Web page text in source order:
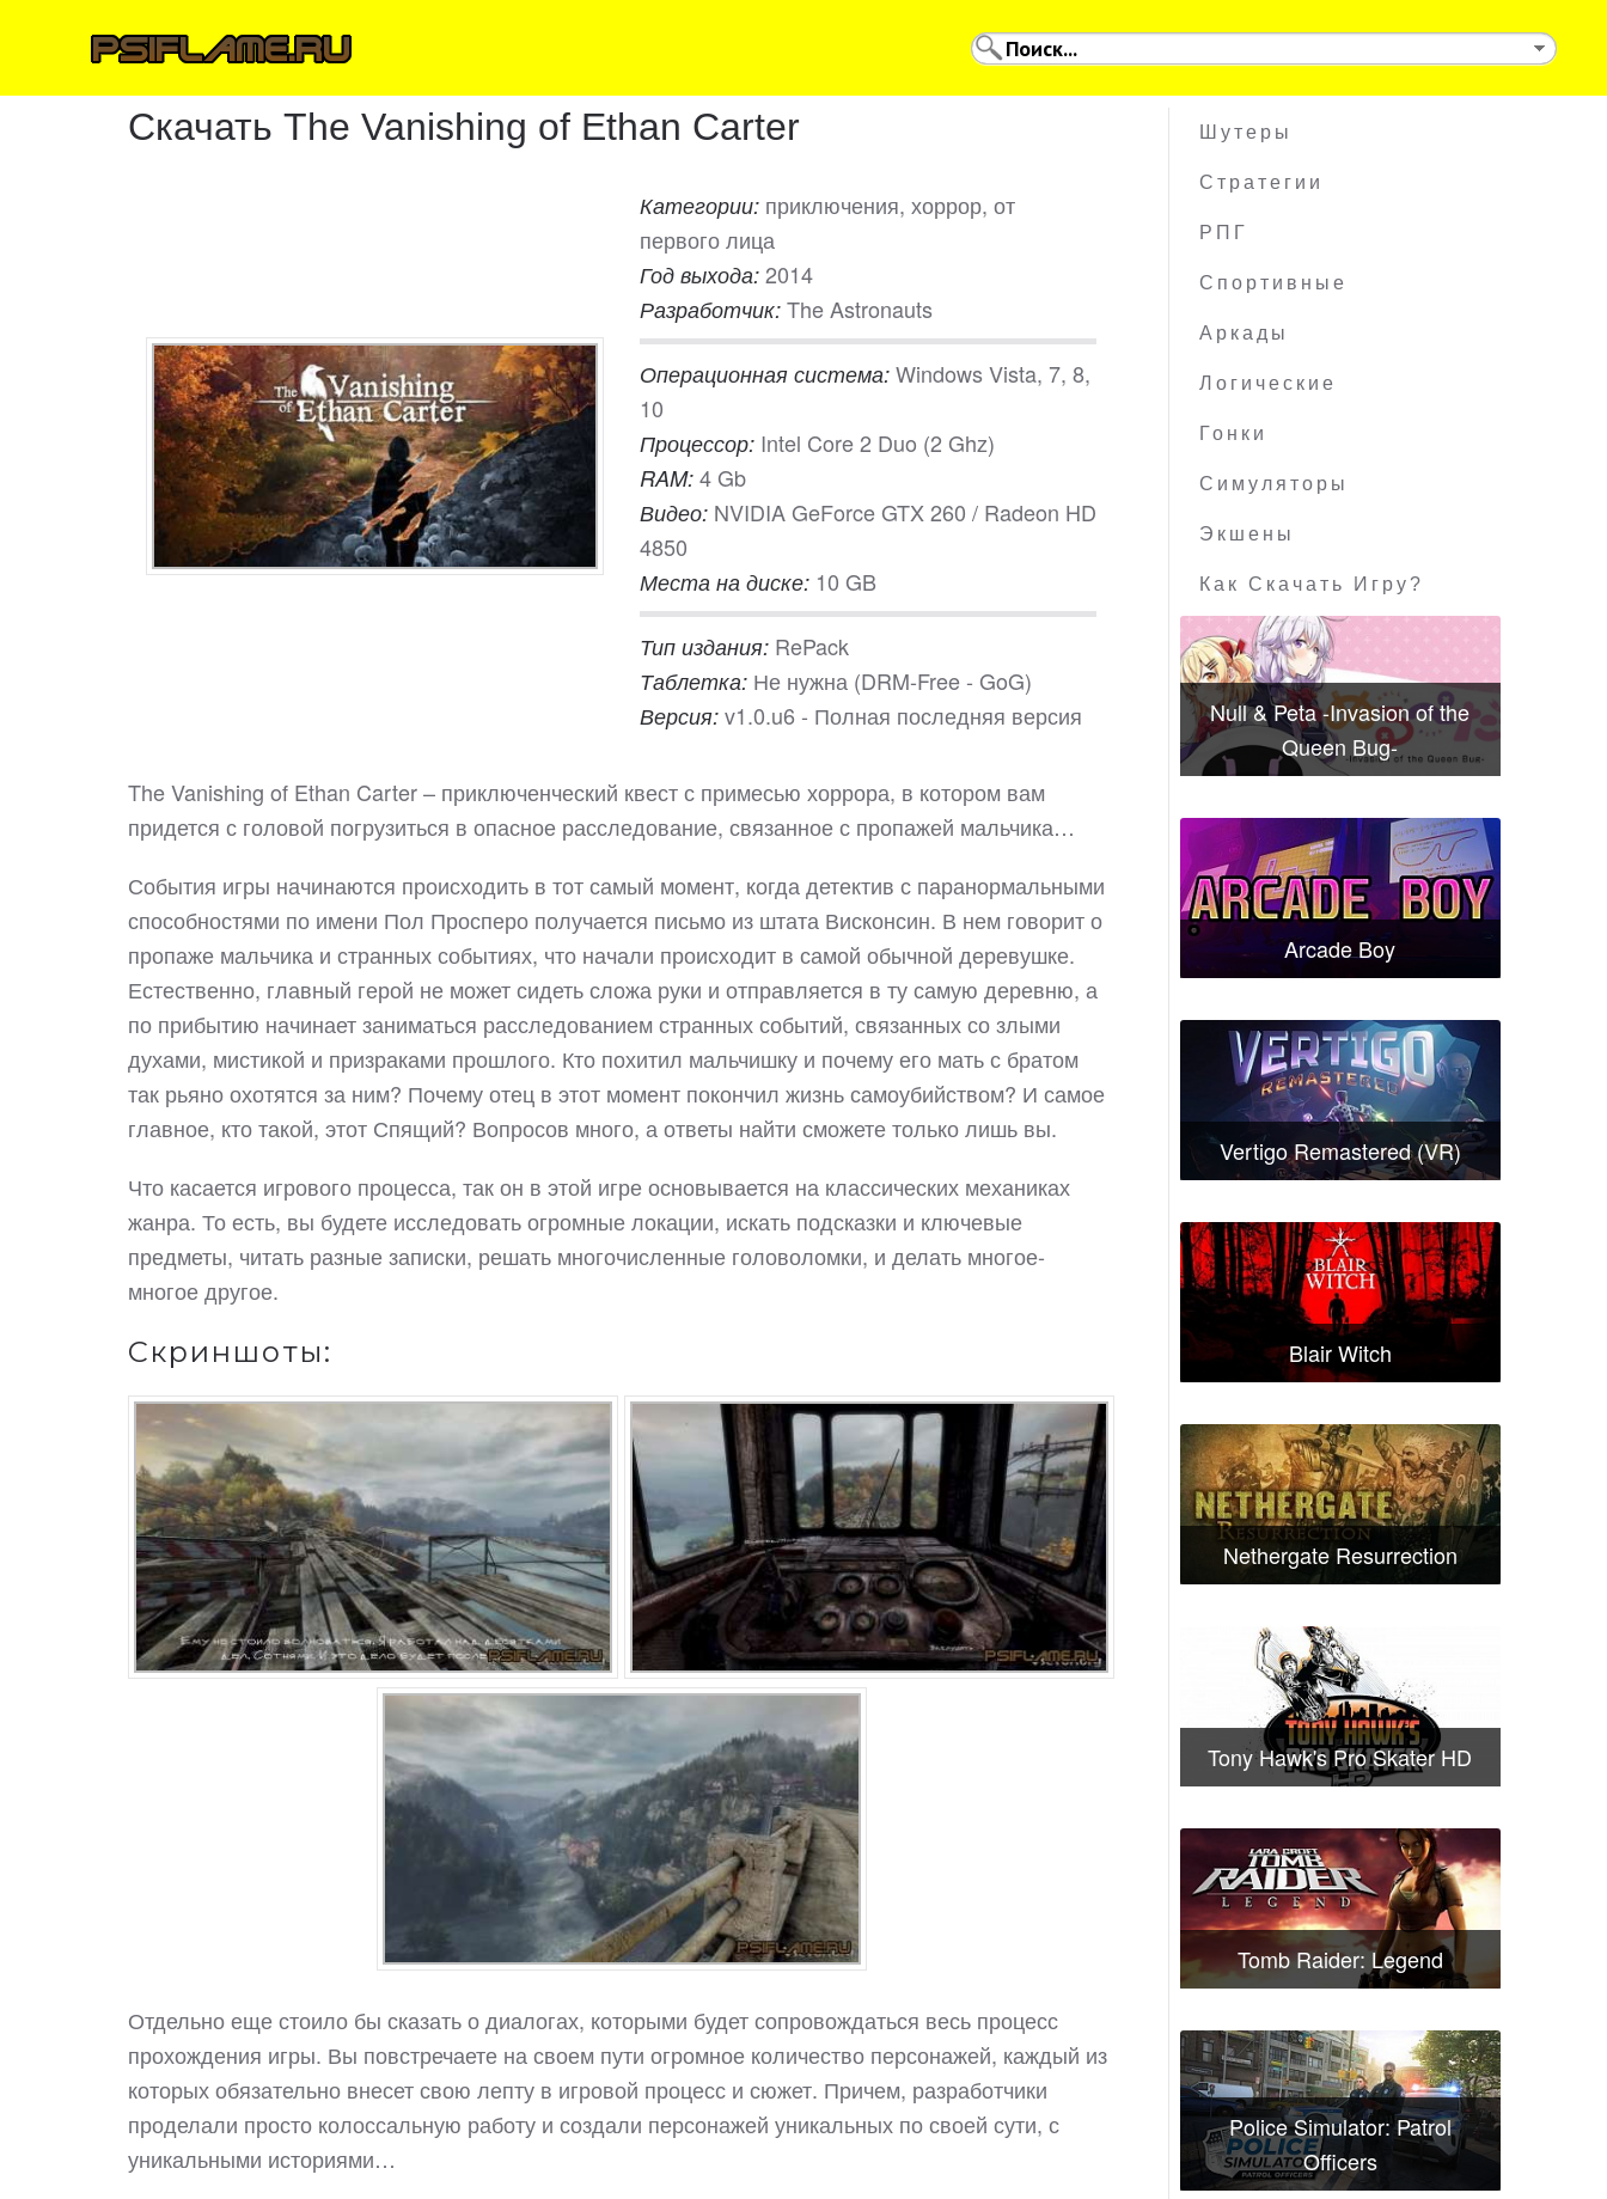
Скачать The Vanishing of Ethan Carter
Категории: приключения, хоррор, от
первого лица
Год выхода: 2014
Разработчик: The Astronauts
Операционная система: Windows Vista, 7, 8,
10
Процессор: Intel Core 2 Duo (2 Ghz)
RAM: 4 Gb
Видео: NVIDIA GeForce GTX 260 / Radeon HD
4850
Места на диске: 10 GB
Тип издания: RePack
Таблетка: Не нужна (DRM-Free - GoG)
Версия: v1.0.u6 - Полная последняя версия
The Vanishing of Ethan Carter – приключенческий квест с примесью хоррора, в котором вам
придется с головой погрузиться в опасное расследование, связанное с пропажей мальчика…
События игры начинаются происходить в тот самый момент, когда детектив с паранормальными
способностями по имени Пол Просперо получается письмо из штата Висконсин. В нем говорит о
пропаже мальчика и странных событиях, что начали происходит в самой обычной деревушке.
Естественно, главный герой не может сидеть сложа руки и отправляется в ту самую деревню, а
по прибытию начинает заниматься расследованием странных событий, связанных со злыми
духами, мистикой и призраками прошлого. Кто похитил мальчишку и почему его мать с братом
так рьяно охотятся за ним? Почему отец в этот момент покончил жизнь самоубийством? И самое
главное, кто такой, этот Спящий? Вопросов много, а ответы найти сможете только лишь вы.
Что касается игрового процесса, так он в этой игре основывается на классических механиках
жанра. То есть, вы будете исследовать огромные локации, искать подсказки и ключевые
предметы, читать разные записки, решать многочисленные головоломки, и делать многое-
многое другое.
Скриншоты:
Отдельно еще стоило бы сказать о диалогах, которыми будет сопровождаться весь процесс
прохождения игры. Вы повстречаете на своем пути огромное количество персонажей, каждый из
которых обязательно внесет свою лепту в игровой процесс и сюжет. Причем, разработчики
проделали просто колоссальную работу и создали персонажей уникальных по своей сути, с
уникальными историями…
Шутеры
Стратегии
РПГ
Спортивные
Аркады
Логические
Гонки
Симуляторы
Экшены
Как Скачать Игру?
Null & Peta -Invasion of the
Queen Bug-
Arcade Boy
Vertigo Remastered (VR)
Blair Witch
Nethergate Resurrection
Tony Hawk's Pro Skater HD
Tomb Raider: Legend
Police Simulator: Patrol
Officers